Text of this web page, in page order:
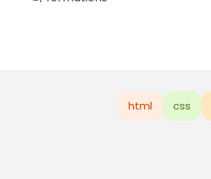
html css